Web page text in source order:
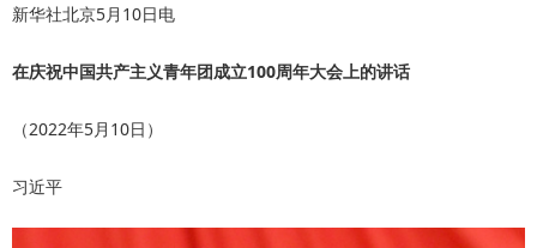
新华社北京5月10日电
在庆祝中国共产主义青年团成立100周年大会上的讲话
（2022年5月10日）
习近平